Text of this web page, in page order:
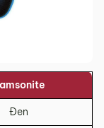
Đen